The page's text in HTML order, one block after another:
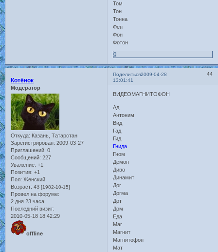
Том
Тон
Тонна
Фен
Фон
Фотон
0
Поделиться 44
2009-04-28
13:01:41
Котёнок
Модератор
Откуда: Казань, Татарстан
Зарегистрирован: 2009-03-27
Приглашений: 0
Сообщений: 227
Уважение: +1
Позитив: +1
Пол: Женский
Возраст: 43 [1982-10-15]
Провел на форуме:
2 дня 23 часа
Последний визит:
2010-05-18 18:42:29
offline
ВИДЕОМАГНИТОФОН
Ад
Антоним
Вид
Гад
Гид
Гнида
Гном
Демон
Диво
Динамит
Дог
Догма
Дот
Дом
Еда
Маг
Магнит
Магнитофон
Мат